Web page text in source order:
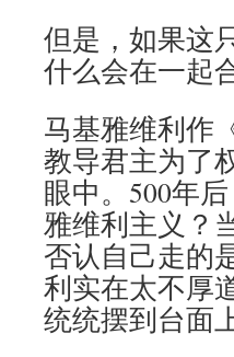
但是，如果这
什么会在一起
马基雅维利作
教导君主为了
眼中。500年
雅维利主义？
否认自己走的
利实在太不厚
统统摆到台面